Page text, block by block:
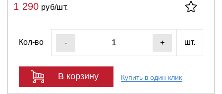
1 290 руб/шт.
Кол-во - + шт.
В корзину Купить в один клик